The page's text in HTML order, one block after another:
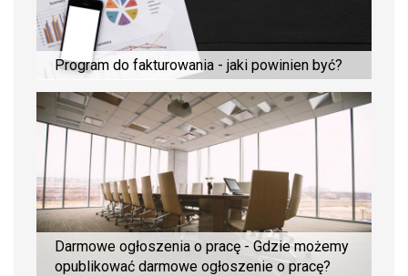
Program do fakturowania - jaki powinien być?
Darmowe ogłoszenia o pracę - Gdzie możemy
opublikować darmowe ogłoszenie o pracę?